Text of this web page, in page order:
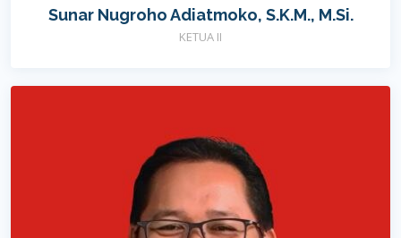
Sunar Nugroho Adiatmoko, S.K.M., M.Si.
KETUA II